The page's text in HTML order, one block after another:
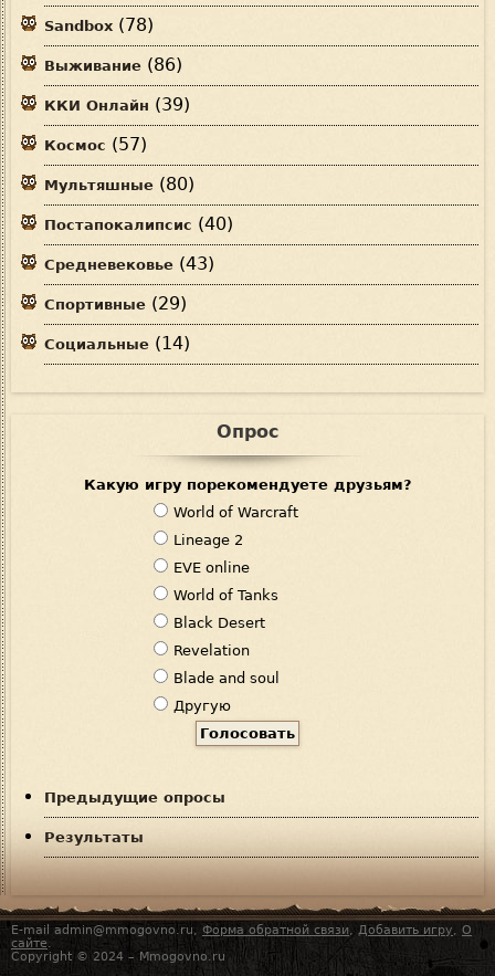
Sandbox (78)
Выживание (86)
ККИ Онлайн (39)
Космос (57)
Мультяшные (80)
Постапокалипсис (40)
Средневековье (43)
Спортивные (29)
Социальные (14)
Опрос
Какую игру порекомендуете друзьям?
В
а
р
и
а
н
т
ы
World of Warcraft
Lineage 2
EVE online
World of Tanks
Black Desert
Revelation
Blade and soul
Другую
Предыдущие опросы
Результаты
E-mail admin@mmogovno.ru, Форма обратной связи, Добавить игру, О
сайте.
Copyright © 2024 – Mmogovno.ru